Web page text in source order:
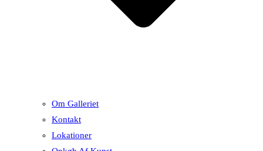
Om Galleriet
Kontakt
Lokationer